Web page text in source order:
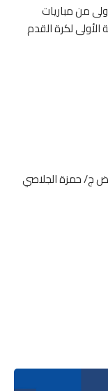
من مباريات
لكرة القدم
التونسي 3 يوسف البلايلي (14) ض ج/ حمزة الجلاصي